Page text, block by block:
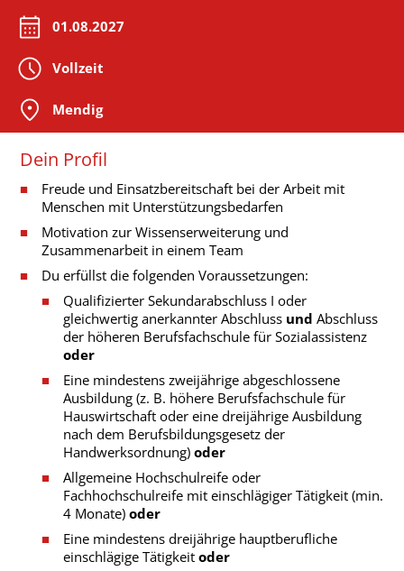
01.08.2027
Vollzeit
Mendig
Dein Profil
Freude und Einsatzbereitschaft bei der Arbeit mit
Menschen mit Unterstützungsbedarfen
Motivation zur Wissenserweiterung und
Zusammenarbeit in einem Team
Du erfüllst die folgenden Voraussetzungen:
Qualifizierter Sekundarabschluss I oder
gleichwertig anerkannter Abschluss und Abschluss
der höheren Berufsfachschule für Sozialassistenz
oder
Eine mindestens zweijährige abgeschlossene
Ausbildung (z. B. höhere Berufsfachschule für
Hauswirtschaft oder eine dreijährige Ausbildung
nach dem Berufsbildungsgesetz der
Handwerksordnung)oder
Allgemeine Hochschulreife oder
Fachhochschulreife mit einschlägiger Tätigkeit (min.
4 Monate)oder
Eine mindestens dreijährige hauptberufliche
einschlägige Tätigkeitoder